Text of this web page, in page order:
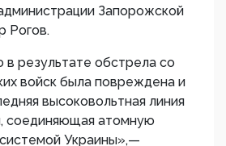
Запорожской
Рогов.
результате обстрела со
войск была повреждена и
высоковольтная линия
соединяющая атомную
Украины»,—